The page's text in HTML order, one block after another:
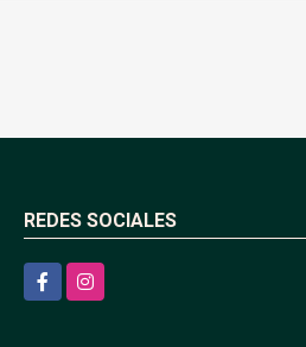
REDES SOCIALES
FacebookInstagram